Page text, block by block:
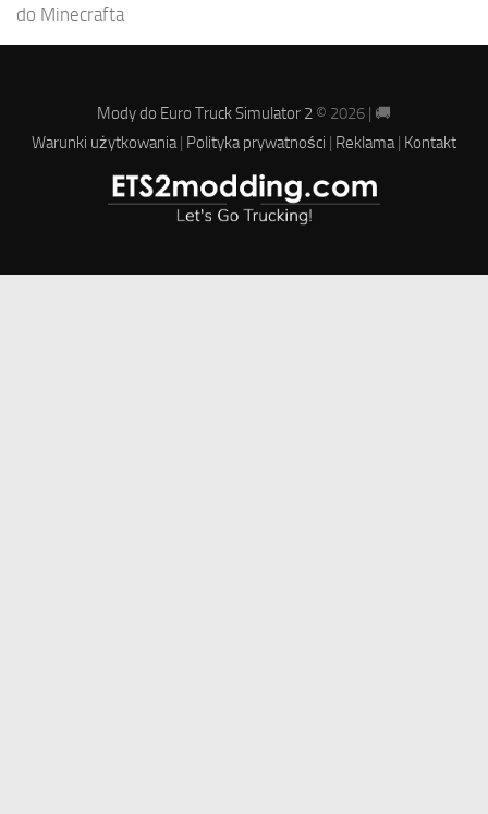
do Minecrafta
Mody do Euro Truck Simulator 2 © 2026 | 🚚
Warunki użytkowania| Polityka prywatności | Reklama| Kontakt